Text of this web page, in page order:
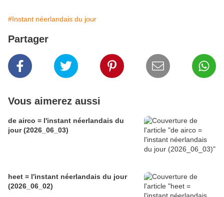
#Instant néerlandais du jour
Partager
Vous aimerez aussi
de airco = l'instant néerlandais du
jour (2026_06_03)
heet = l'instant néerlandais du jour
(2026_06_02)